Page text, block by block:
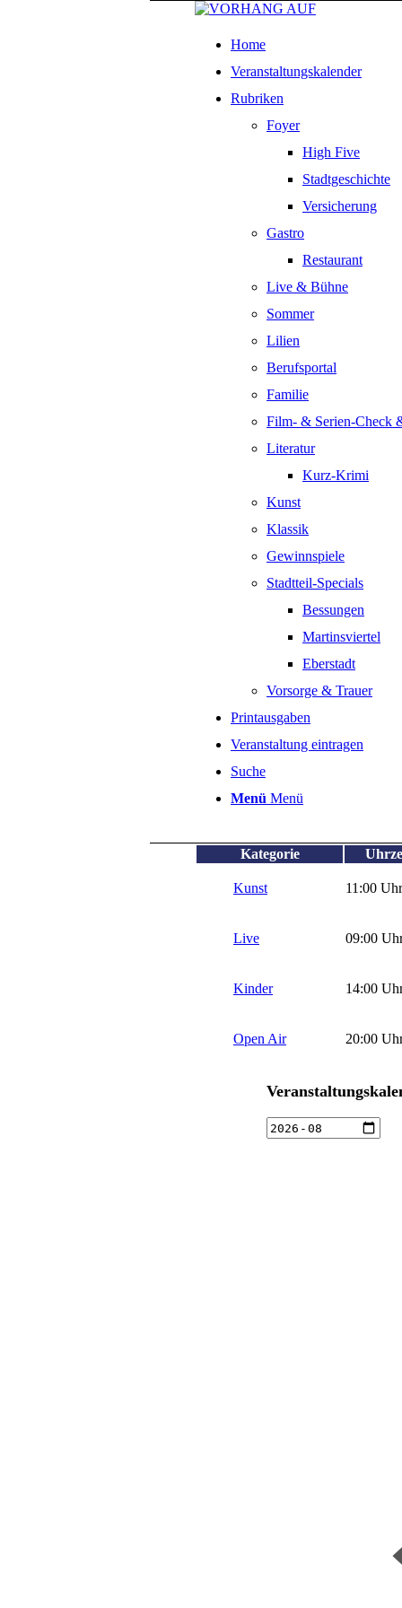
Home
Veranstaltungskalender
Rubriken
Foyer
High Five
Stadtgeschichte
Versicherung
Gastro
Restaurant
Live & Bühne
Sommer
Lilien
Berufsportal
Familie
Film- & Serien-Check
Literatur
Kurz-Krimi
Kunst
Klassik
Gewinnspiele
Stadtteil-Specials
Bessungen
Martinsviertel
Eberstadt
Vorsorge & Trauer
Printausgaben
Veranstaltung eintragen
Suche
Menü Menü
Kategorie
Kunst 11:00 Uhr
Live 09:00
Kinder 14:00
Open Air 20:00